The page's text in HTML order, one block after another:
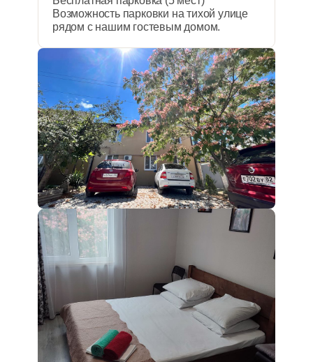
Возможность парковки на тихой улице
рядом с нашим гостевым домом.